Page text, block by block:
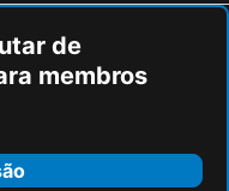
de
membros